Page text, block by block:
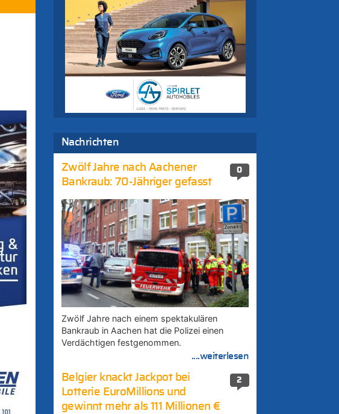
Nachrichten
0
Zwölf Jahre nach Aachener
Bankraub: 70-Jähriger gefasst
Zwölf Jahre nach einem spektakulären
Bankraub in Aachen hat die Polizei einen
Verdächtigen festgenommen.
....weiterlesen
2
Belgier knackt Jackpot bei
Lotterie EuroMillions und
gewinnt mehr als 111 Millionen €